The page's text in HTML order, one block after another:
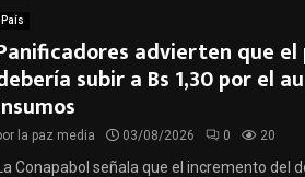
País
advierten que el
subir a Bs 1,30 por el
la paz media 03/08/2026 0 20
La Conapabol señala que el incremento del